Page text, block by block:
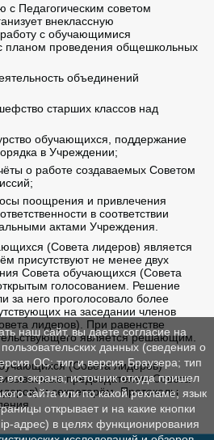
с Педагогическим советом
внеклассную
с обучающимися
с планом проведения общешкольных
объединений
старших классов над
обучающихся, поддержание
в Учреждении;
о работе создаваемых Советом
поощрения и привлечения
в соответствии
актами Учреждения.
(Совета лидеров) является
присутствуют не менее двух
Совета обучающихся (Совета
голосованием. Решение
за него проголосовало более
на заседании членов
лидеров). При равенстве
является решающим.
(Совета лидеров)
председателем Совета
и секретарём. Протоколы
наш сайт, вы даете согласие на
данных (сведения о
ОС; тип и версия Браузера; тип
его экрана; источник откуда пришел
сайта или по какой рекламе; язык
открывает и на какие кнопки
адрес) в целях функционирования